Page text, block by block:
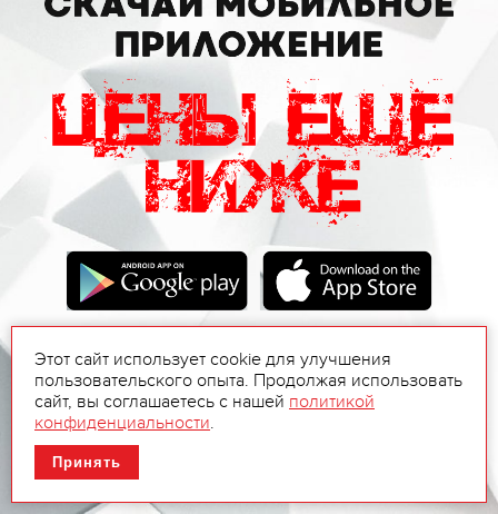
Этот сайт использует cookie для улучшения
пользовательского опыта. Продолжая использовать
сайт, вы соглашаетесь с нашей политикой
конфиденциальности.
Принять